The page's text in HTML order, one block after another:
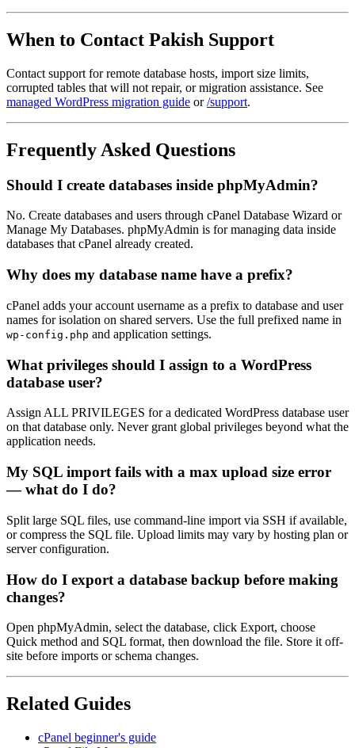
When to Contact Pakish Support
Contact support for remote database hosts, import size limits,
corrupted tables that will not repair, or migration assistance. See
managed WordPress migration guide or/support.
Frequently Asked Questions
Should I create databases inside phpMyAdmin?
No. Create databases and users through cPanel Database Wizard or
Manage My Databases. phpMyAdmin is for managing data inside
databases that cPanel already created.
Why does my database name have a prefix?
cPanel adds your account username as a prefix to database and user
names for isolation on shared servers. Use the full prefixed name in
wp-config.php and application settings.
What privileges should I assign to a WordPress
database user?
Assign ALL PRIVILEGES for a dedicated WordPress database user
on that database only. Never grant global privileges beyond what the
application needs.
My SQL import fails with a max upload size error
— what do I do?
Split large SQL files, use command-line import via SSH if available,
or compress the SQL file. Upload limits may vary by hosting plan or
server configuration.
How do I export a database backup before making
changes?
Open phpMyAdmin, select the database, click Export, choose
Quick method and SQL format, then download the file. Store it off-
site before imports or schema changes.
Related Guides
cPanel beginner's guide